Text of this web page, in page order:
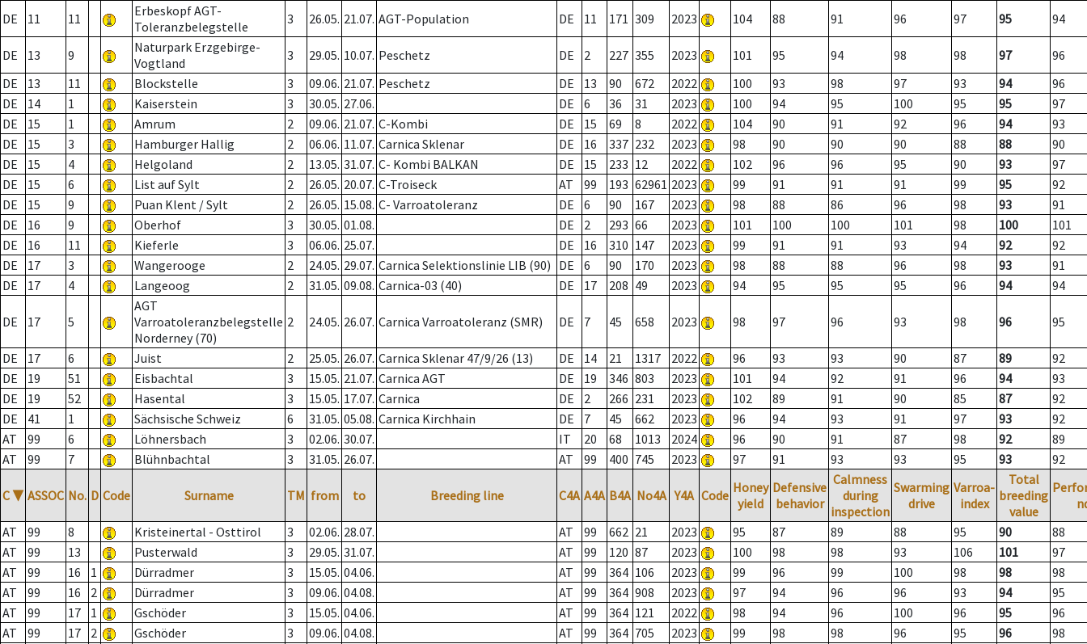
DE 11 11
Erbeskopf AGT-
Toleranzbelegstelle
3 26.05. 21.07. AGT-Population DE 11 171 309 2023 104 88 91 96 97 95 94
DE 13 9
Naturpark Erzgebirge-
Vogtland
3 29.05. 10.07. Peschetz DE 2 227 355 2023 101 95 94 98 98 97
96
DE
13 11 Blockstelle 3 09.06. 21.07. Peschetz DE 13 90 672 2022 100 93 98 97 93 94
96
DE
14 1 Kaiserstein 3 30.05. 27.06. DE 6 36 31 2023 100 94 95 100 95 95
97
DE
15 1 Amrum 2 09.06. 21.07. C-Kombi DE 15 69 8 2022 104 90 91 92 96 94
93
DE
15 3 Hamburger Hallig 2 06.06. 11.07. Carnica Sklenar DE 16 337 232 2023 98 90 90 90 88 88
90
DE
15 4 Helgoland 2 13.05. 31.07. C- Kombi BALKAN DE 15 233 12 2022 102 96 96 95 90 93
97
DE
15 6 List auf Sylt 2 26.05. 20.07. C-Troiseck AT 99 193 62961 2023 99 91 91 91 99 95
92
DE
15 9 Puan Klent / Sylt 2 26.05. 15.08. C- Varroatoleranz DE 6 90 167 2023 98 88 86 96 98 93
91
DE
16 9 Oberhof 3 30.05. 01.08. DE 2 293 66 2023 101 100 100 101 98 100
101
DE
16 11 Kieferle 3 06.06. 25.07. DE 16 310 147 2023 99 91 91 93 94 92
92
DE
17 3 Wangerooge 2 24.05. 29.07. Carnica Selektionslinie LIB (90) DE 6 90 170 2023 98 88 88 96 98 93
91
DE
17 4 Langeoog 2 31.05. 09.08. Carnica-03 (40) DE 17 208 49 2023 94 95 95 95 96 94 94
DE 17 5
AGT
Varroatoleranzbelegstelle
Norderney (70)
2 24.05. 26.07. Carnica Varroatoleranz (SMR) DE 7 45 658 2023 98 97 96 93 98 96 95
DE 17 6 Juist 2 25.05. 26.07. Carnica Sklenar 47/9/26 (13) DE 14 21 1317 2022 96 93 93 90 87 89
92
DE
19 51 Eisbachtal 3 15.05. 21.07. Carnica AGT DE 19 346 803 2023 101 94 92 91 96 94
93
DE
19 52 Hasental 3 15.05. 17.07. Carnica DE 2 266 231 2023 102 89 91 90 85 87
92
DE
41 1 Sächsische Schweiz 6 31.05. 05.08. Carnica Kirchhain DE 7 45 662 2023 96 94 93 91 97 93
92
AT
99 6 Löhnersbach 3 02.06. 30.07. IT 20 68 1013 2024 96 90 91 87 98 92
89
AT
99 7 Blühnbachtal 3 31.05. 26.07. AT 99 400 745 2023 97 91 93 93 95 93 92
C ▼ ASSOC No. D Code Surname TM from to Breeding line C4A A4A B4A No4A Y4A Code Honey
yield
Defensive
behavior
Calmness
during
inspection
Swarming
drive
Varroa-
index
Total
breeding
value
AT
99 8 Kristeinertal - Osttirol 3 02.06. 28.07. AT 99 662 21 2023 95 87 89 88 95 90
88
AT
99 13 Pusterwald 3 29.05. 31.07. AT 99 120 87 2023 100 98 98 93 106 101
97
AT
99 16 1 Dürradmer 3 15.05. 04.06. AT 99 364 106 2023 99 96 99 100 98 98
98
AT
99 16 2 Dürradmer 3 09.06. 04.08. AT 99 364 908 2023 97 94 96 96 93 94
95
AT
99 17 1 Gschöder 3 15.05. 04.06. AT 99 364 121 2022 98 94 96 100 96 95
96
AT
99 17 2 Gschöder 3 09.06. 04.08. AT 99 364 705 2023 99 98 98 96 95 96
98